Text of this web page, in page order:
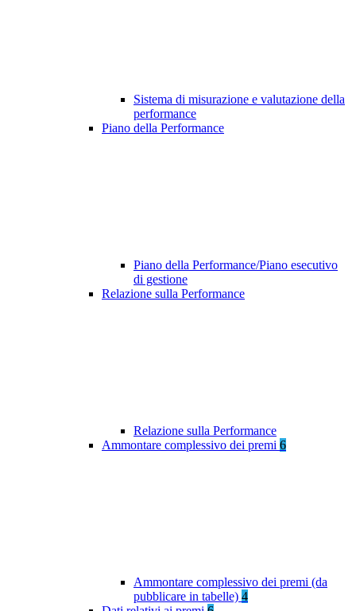
Sistema di misurazione e valutazione della
performance
Piano della Performance
Piano della Performance/Piano esecutivo
di gestione
Relazione sulla Performance
Relazione sulla Performance
Ammontare complessivo dei premi 6
Ammontare complessivo dei premi (da
pubblicare in tabelle) 4